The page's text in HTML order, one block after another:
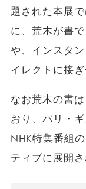
題された本展
に、荒木が書
や、インスタ
イレクトに接
なお荒木の書
おり、パリ・
NHK特集番組
ティブに展開さ